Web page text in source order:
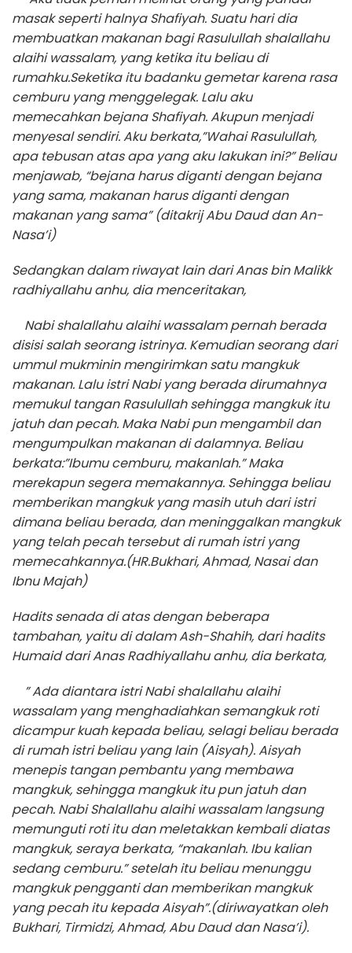
masak seperti halnya Shafiyah. Suatu hari dia
membuatkan makanan bagi Rasulullah shalallahu
alaihi wassalam, yang ketika itu beliau di
rumahku.Seketika itu badanku gemetar karena rasa
cemburu yang menggelegak. Lalu aku
memecahkan bejana Shafiyah. Akupun menjadi
menyesal sendiri. Aku berkata,”Wahai Rasulullah,
apa tebusan atas apa yang aku lakukan ini?” Beliau
menjawab, “bejana harus diganti dengan bejana
yang sama, makanan harus diganti dengan
makanan yang sama” (ditakrij Abu Daud dan An-
Nasa’i)
Sedangkan dalam riwayat lain dari Anas bin Malikk
radhiyallahu anhu, dia menceritakan,
Nabi shalallahu alaihi wassalam pernah berada
disisi salah seorang istrinya. Kemudian seorang dari
ummul mukminin mengirimkan satu mangkuk
makanan. Lalu istri Nabi yang berada dirumahnya
memukul tangan Rasulullah sehingga mangkuk itu
jatuh dan pecah. Maka Nabi pun mengambil dan
mengumpulkan makanan di dalamnya. Beliau
berkata:”Ibumu cemburu, makanlah.” Maka
merekapun segera memakannya. Sehingga beliau
memberikan mangkuk yang masih utuh dari istri
dimana beliau berada, dan meninggalkan mangkuk
yang telah pecah tersebut di rumah istri yang
memecahkannya.(HR.Bukhari, Ahmad, Nasai dan
Ibnu Majah)
Hadits senada di atas dengan beberapa
tambahan, yaitu di dalam Ash-Shahih, dari hadits
Humaid dari Anas Radhiyallahu anhu, dia berkata,
” Ada diantara istri Nabi shalallahu alaihi
wassalam yang menghadiahkan semangkuk roti
dicampur kuah kepada beliau, selagi beliau berada
di rumah istri beliau yang lain (Aisyah). Aisyah
menepis tangan pembantu yang membawa
mangkuk, sehingga mangkuk itu pun jatuh dan
pecah. Nabi Shalallahu alaihi wassalam langsung
memunguti roti itu dan meletakkan kembali diatas
mangkuk, seraya berkata, “makanlah. Ibu kalian
sedang cemburu.” setelah itu beliau menunggu
mangkuk pengganti dan memberikan mangkuk
yang pecah itu kepada Aisyah”.(diriwayatkan oleh
Bukhari, Tirmidzi, Ahmad, Abu Daud dan Nasa’i).